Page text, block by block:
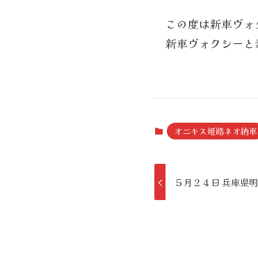
この度は新車ヴ
新車ヴォクシー
オニキス姫路ネオ納車
５月２４日 兵庫県